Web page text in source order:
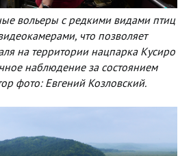
вольеры с редкими видами птиц
что позволяет
на территории нацпарка Кусиро
наблюдение за состоянием
фото: Евгений Козловский.